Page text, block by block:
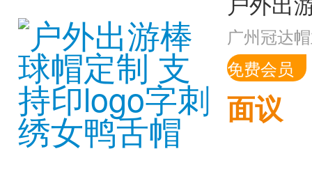
广州冠达
免费会员
面议